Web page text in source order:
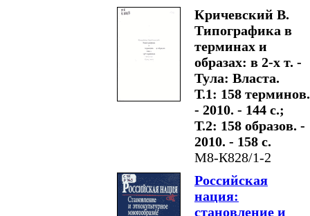
Кричевский В.
Типографика в
терминах и
образах: в 2-х т. -
Тула: Власта.
Т.1: 158 терминов.
- 2010. - 144 с.;
Т.2: 158 образов. -
2010. - 158 с.
М8-К828/1-2
Российская
нация:
становление и